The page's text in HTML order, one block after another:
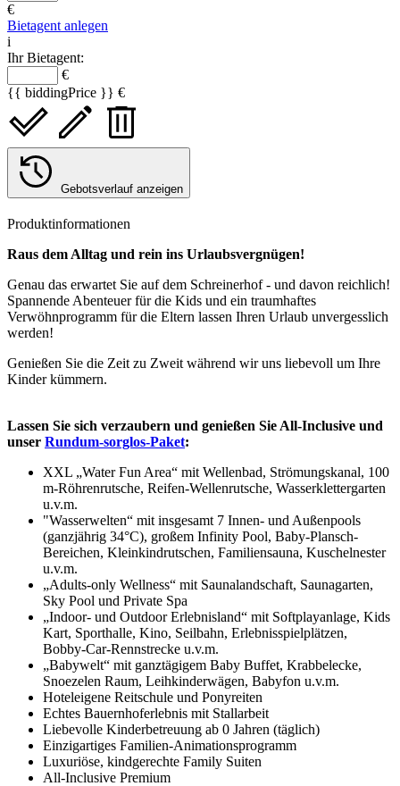
€
Bietagent anlegen
i
Ihr Bietagent:
€
{{ biddingPrice }} €
Gebotsverlauf anzeigen
Produktinformationen
Raus dem Alltag und rein ins Urlaubsvergnügen!
Genau das erwartet Sie auf dem Schreinerhof - und davon reichlich!
Spannende Abenteuer für die Kids und ein traumhaftes
Verwöhnprogramm für die Eltern lassen Ihren Urlaub unvergesslich
werden!
Genießen Sie die Zeit zu Zweit während wir uns liebevoll um Ihre
Kinder kümmern.
Lassen Sie sich verzaubern und genießen Sie All-Inclusive und
unser Rundum-sorglos-Paket:
XXL „Water Fun Area“ mit Wellenbad, Strömungskanal, 100
m-Röhrenrutsche, Reifen-Wellenrutsche, Wasserklettergarten
u.v.m.
"Wasserwelten“ mit insgesamt 7 Innen- und Außenpools
(ganzjährig 34°C), großem Infinity Pool, Baby-Plansch-
Bereichen, Kleinkindrutschen, Familiensauna, Kuschelnester
u.v.m.
„Adults-only Wellness“ mit Saunalandschaft, Saunagarten,
Sky Pool und Private Spa
„Indoor- und Outdoor Erlebnisland“ mit Softplayanlage, Kids
Kart, Sporthalle, Kino, Seilbahn, Erlebnisspielplätzen,
Bobby-Car-Rennstrecke u.v.m.
„Babywelt“ mit ganztägigem Baby Buffet, Krabbelecke,
Snoezelen Raum, Leihkinderwägen, Babyfon u.v.m.
Hoteleigene Reitschule und Ponyreiten
Echtes Bauernhoferlebnis mit Stallarbeit
Liebevolle Kinderbetreuung ab 0 Jahren (täglich)
Einzigartiges Familien-Animationsprogramm
Luxuriöse, kindgerechte Family Suiten
All-Inclusive Premium